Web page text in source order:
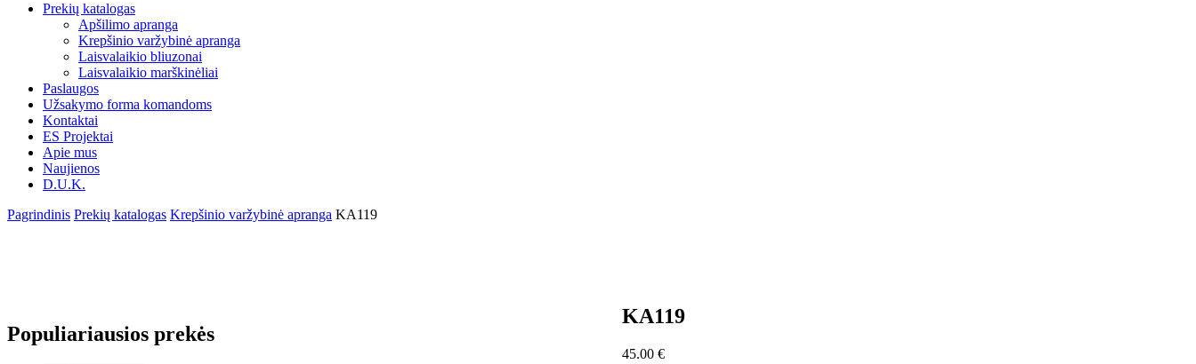
Prekių katalogas
Apšilimo apranga
Krepšinio varžybinė apranga
Laisvalaikio bliuzonai
Laisvalaikio marškinėliai
Paslaugos
Užsakymo forma komandoms
Kontaktai
ES Projektai
Apie mus
Naujienos
D.U.K.
Pagrindinis Prekių katalogas Krepšinio varžybinė apranga KA119
KA119
45.00 €
Populiariausios prekės